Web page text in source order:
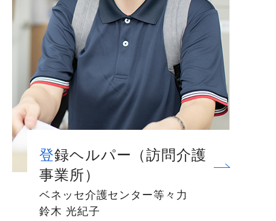
登録ヘルパー（訪問介護
事業所）
ベネッセ介護センター等々力
鈴木 光紀子